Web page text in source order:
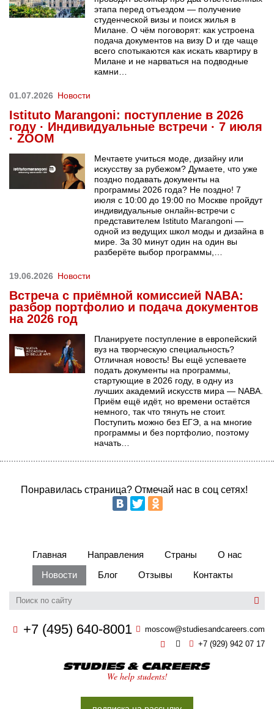
этапа перед отъездом — получение
студенческой визы и поиск жилья в
Милане. О чём поговорят: как устроена
подача документов на визу D и где чаще
всего спотыкаются как искать квартиру в
Милане и не нарваться на подводные
камни…
01.07.2026 Новости
Istituto Marangoni: поступление в 2026
году · Индивидуальные встречи · 7 июля
· ZOOM
Мечтаете учиться моде, дизайну или
искусству за рубежом? Думаете, что уже
поздно подавать документы на
программы 2026 года? Не поздно! 7
июля с 10:00 до 19:00 по Москве пройдут
индивидуальные онлайн-встречи с
представителем Istituto Marangoni —
одной из ведущих школ моды и дизайна в
мире. За 30 минут один на один вы
разберёте выбор программы,…
19.06.2026 Новости
Встреча с приёмной комиссией NABA:
разбор портфолио и подача документов
на 2026 год
Планируете поступление в европейский
вуз на творческую специальность?
Отличная новость! Вы ещё успеваете
подать документы на программы,
стартующие в 2026 году, в одну из
лучших академий искусств мира — NABA.
Приём ещё идёт, но времени остаётся
немного, так что тянуть не стоит.
Поступить можно без ЕГЭ, а на многие
программы и без портфолио, поэтому
начать…
Понравилась страница? Отмечай нас в соц сетях!
Главная Направления Страны
О нас
Новости
Блог Отзывы Контакты
+7 (495) 640-8001
moscow@studiesandcareers.com
+7 (929) 942 07 17
We help students!